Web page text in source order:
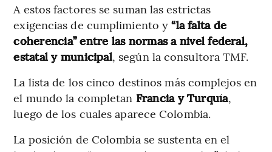
A estos factores se suman las estrictas
exigencias de cumplimiento y“la falta de
coherencia” entre las normas a nivel federal,
estatal y municipal, según la consultora TMF.
La lista de los cinco destinos más complejos en
el mundo la completan Francia y Turquía,
luego de los cuales aparece Colombia.
La posición de Colombia se sustenta en el